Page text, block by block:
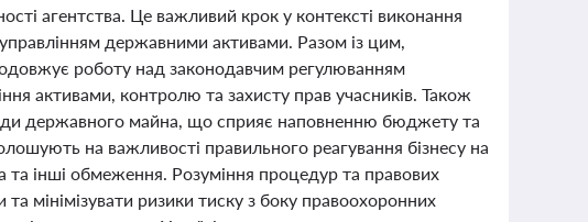
агентства. Це важливий крок у контексті виконання
державними активами. Разом із цим,
роботу над законодавчим регулюванням
активами, контролю та захисту прав учасників. Також
державного майна, що сприяє наповненню бюджету та
на важливості правильного реагування бізнесу на
інші обмеження. Розуміння процедур та правових
мінімізувати ризики тиску з боку правоохоронних